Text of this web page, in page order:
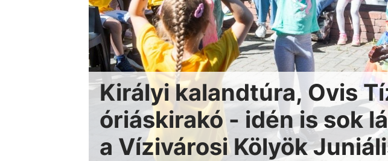
Királyi kalandtúra, Ovis
óriáskirakó - idén is sok
a Vízivárosi Kölyök